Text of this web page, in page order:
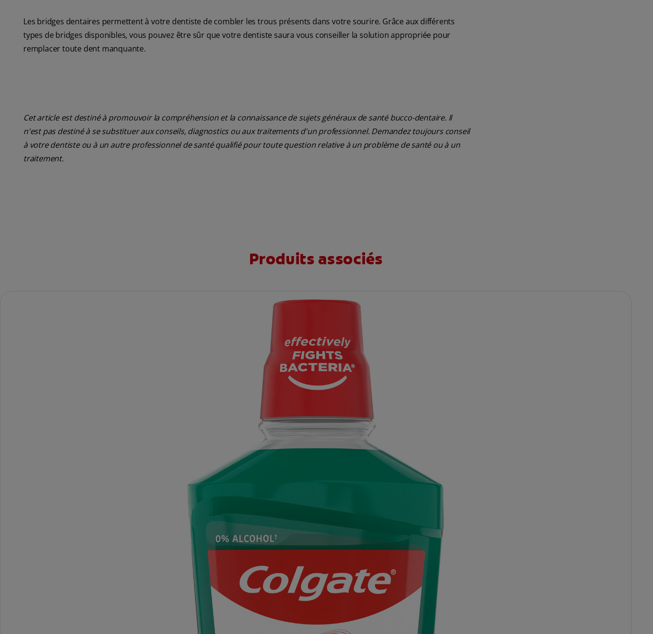
Les bridges dentaires permettent à votre dentiste de combler les trous présents dans votre sourire. Grâce aux différents
types de bridges disponibles, vous pouvez être sûr que votre dentiste saura vous conseiller la solution appropriée pour
remplacer toute dent manquante.
Cet article est destiné à promouvoir la compréhension et la connaissance de sujets généraux de santé bucco-dentaire. Il
n'est pas destiné à se substituer aux conseils, diagnostics ou aux traitements d'un professionnel. Demandez toujours conseil
à votre dentiste ou à un autre professionnel de santé qualifié pour toute question relative à un problème de santé ou à un
traitement.
Produits associés